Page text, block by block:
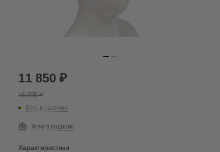
11 850 ₽
16 900₽
Есть в наличии
Хочу в подарок
Характеристики